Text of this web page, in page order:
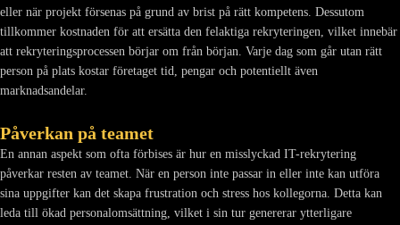
eller när projekt försenas på grund av brist på rätt kompetens. Dessutom
tillkommer kostnaden för att ersätta den felaktiga rekryteringen, vilket innebär
att rekryteringsprocessen börjar om från början. Varje dag som går utan rätt
person på plats kostar företaget tid, pengar och potentiellt även
marknadsandelar.
Påverkan på teamet
En annan aspekt som ofta förbises är hur en misslyckad IT-rekrytering
påverkar resten av teamet. När en person inte passar in eller inte kan utföra
sina uppgifter kan det skapa frustration och stress hos kollegorna. Detta kan
leda till ökad personalomsättning, vilket i sin tur genererar ytterligare